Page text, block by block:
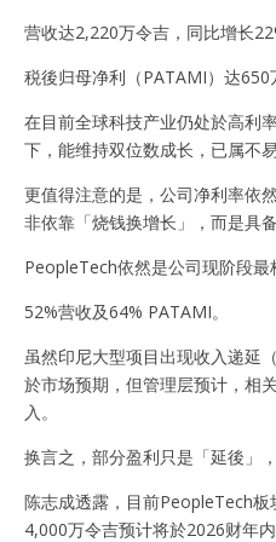
营收达2,220万令吉，同比增长
税後归母净利（PATAMI）达
在目前全球科技产业仍处於高利
下，能维持双位数成长，已属不易
更值得注意的是，公司净利率依
非依靠「烧钱换增长」，而是具
PeopleTech依然是公司现阶段最
52%营收及64% PATAMI。
虽然印尼大型项目出现收入递延
於市场预期，但管理层预计，相
入。
换言之，部分盈利只是「延後」
陈志成透露，目前PeopleTech
4,000万令吉预计将於2026财年